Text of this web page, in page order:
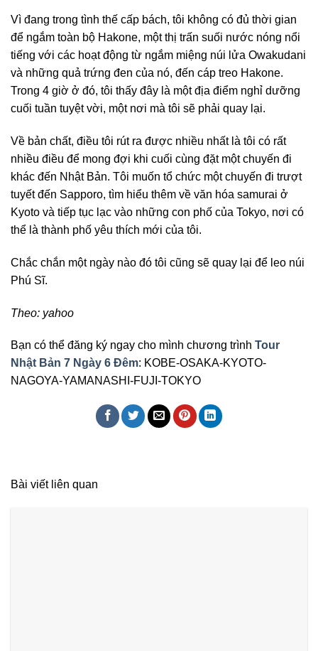
Vì đang trong tình thế cấp bách, tôi không có đủ thời gian
để ngắm toàn bộ Hakone, một thị trấn suối nước nóng nổi
tiếng với các hoạt động từ ngắm miệng núi lửa Owakudani
và những quả trứng đen của nó, đến cáp treo Hakone.
Trong 4 giờ ở đó, tôi thấy đây là một địa điểm nghỉ dưỡng
cuối tuần tuyệt vời, một nơi mà tôi sẽ phải quay lại.
Về bản chất, điều tôi rút ra được nhiều nhất là tôi có rất
nhiều điều để mong đợi khi cuối cùng đặt một chuyến đi
khác đến Nhật Bản. Tôi muốn tổ chức một chuyến đi trượt
tuyết đến Sapporo, tìm hiểu thêm về văn hóa samurai ở
Kyoto và tiếp tục lạc vào những con phố của Tokyo, nơi có
thể là thành phố yêu thích mới của tôi.
Chắc chắn một ngày nào đó tôi cũng sẽ quay lại để leo núi
Phú Sĩ.
Theo: yahoo
Bạn có thể đăng ký ngay cho mình chương trình Tour
Nhật Bản 7 Ngày 6 Đêm: KOBE-OSAKA-KYOTO-
NAGOYA-YAMANASHI-FUJI-TOKYO
Bài viết liên quan